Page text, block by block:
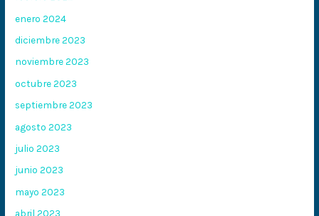
enero 2024
diciembre 2023
noviembre 2023
octubre 2023
septiembre 2023
agosto 2023
julio 2023
junio 2023
mayo 2023
abril 2023